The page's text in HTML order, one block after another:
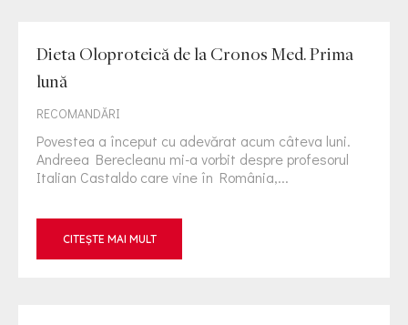
Dieta Oloproteică de la Cronos Med. Prima
lună
RECOMANDĂRI
Povestea a început cu adevărat acum câteva luni.
Andreea Berecleanu mi-a vorbit despre profesorul
Italian Castaldo care vine în România,...
CITEȘTE MAI MULT